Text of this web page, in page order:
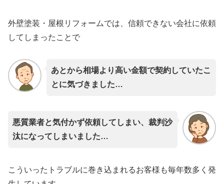
外壁塗装・屋根リフォームでは、信頼できない会社に依頼
してしまったことで
あとから相場より高い金額で契約していたこ
とに気づきました…
悪質業者と気付かず依頼してしまい、裁判沙
汰になってしまいました…
こういったトラブルに巻き込まれるお客様も毎年数多く発